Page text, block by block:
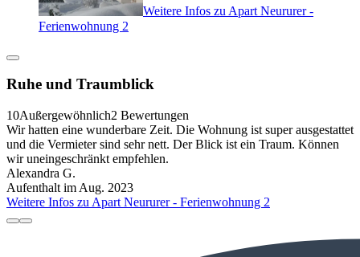
Weitere Infos zu Apart Neururer -
Ferienwohnung 2
Ruhe und Traumblick
10Außergewöhnlich2 Bewertungen
Wir hatten eine wunderbare Zeit. Die Wohnung ist super ausgestattet
und die Vermieter sind sehr nett. Der Blick ist ein Traum. Können
wir uneingeschränkt empfehlen.
Alexandra G.
Aufenthalt im Aug. 2023
Weitere Infos zu Apart Neururer - Ferienwohnung 2